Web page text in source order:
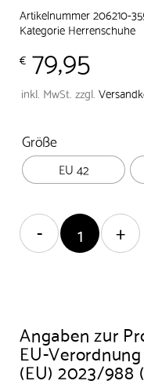
Artikelnummer 206210-
KategorieHerrenschuhe
€ 79,95
inkl. MwSt.zzgl.
Größe
EU 42
Angaben zur
EU-Verordnung
(EU) 2023/988